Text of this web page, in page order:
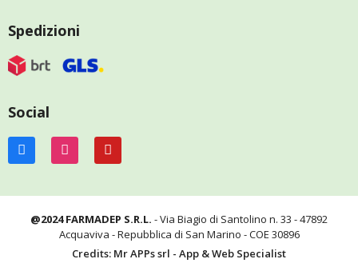
Spedizioni
Social
@2024 FARMADEP S.R.L. - Via Biagio di Santolino n. 33 - 47892
Acquaviva - Repubblica di San Marino - COE 30896
Credits: Mr APPs srl - App & Web Specialist